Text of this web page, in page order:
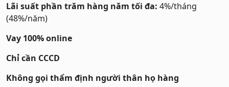
Lãi suất phần trăm hàng năm tối đa: 4%/tháng
(48%/năm)
Vay 100% online
Chỉ cần CCCD
Không gọi thẩm định người thân họ hàng